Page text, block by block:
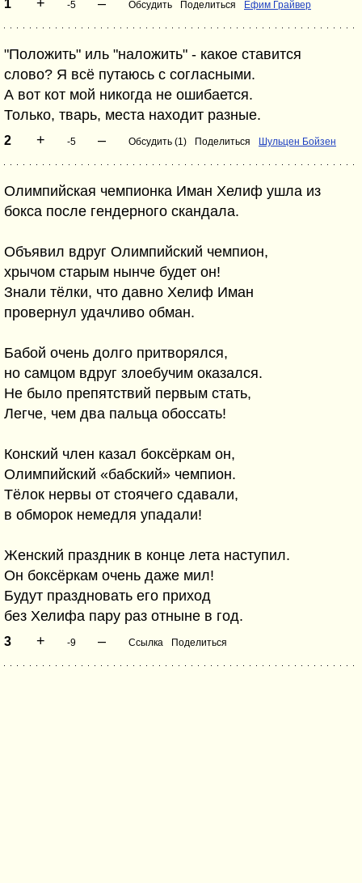
1 + -5 – Обсудить Поделиться Ефим Грайвер
"Положить" иль "наложить" - какое ставится
слово? Я всё путаюсь с согласными.
А вот кот мой никогда не ошибается.
Только, тварь, места находит разные.
2 + -5 – Обсудить (1) Поделиться Шульцен Бойзен
Олимпийская чемпионка Иман Хелиф ушла из
бокса после гендерного скандала.
Объявил вдруг Олимпийский чемпион,
хрычом старым нынче будет он!
Знали тёлки, что давно Хелиф Иман
провернул удачливо обман.
Бабой очень долго притворялся,
но самцом вдруг злоебучим оказался.
Не было препятствий первым стать,
Легче, чем два пальца обоссать!
Конский член казал боксёркам он,
Олимпийский «бабский» чемпион.
Тёлок нервы от стоячего сдавали,
в обморок немедля упадали!
Женский праздник в конце лета наступил.
Он боксёркам очень даже мил!
Будут праздновать его приход
без Хелифа пару раз отныне в год.
3 + -9 – Ссылка Поделиться